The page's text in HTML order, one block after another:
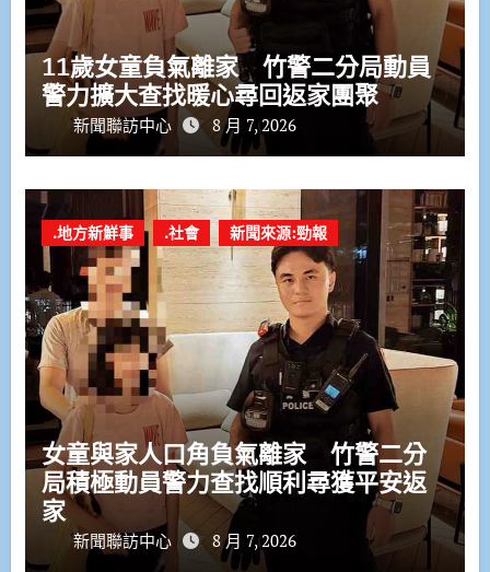
11歲女童負氣離家 竹警二分局動員
警力擴大查找暖心尋回返家團聚
新聞聯訪中心 8 月 7, 2026
.地方新鮮事 .社會 新聞來源:勁報
女童與家人口角負氣離家 竹警二分
局積極動員警力查找順利尋獲平安返
家
新聞聯訪中心 8 月 7, 2026